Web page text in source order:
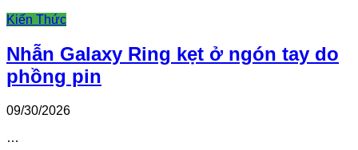
Kiến Thức
Nhẫn Galaxy Ring kẹt ở ngón tay do
phồng pin
09/30/2026
…